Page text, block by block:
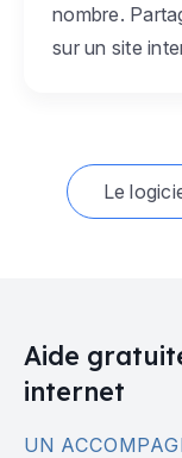
nombre.
sur un site
Le
Aide
internet
UN